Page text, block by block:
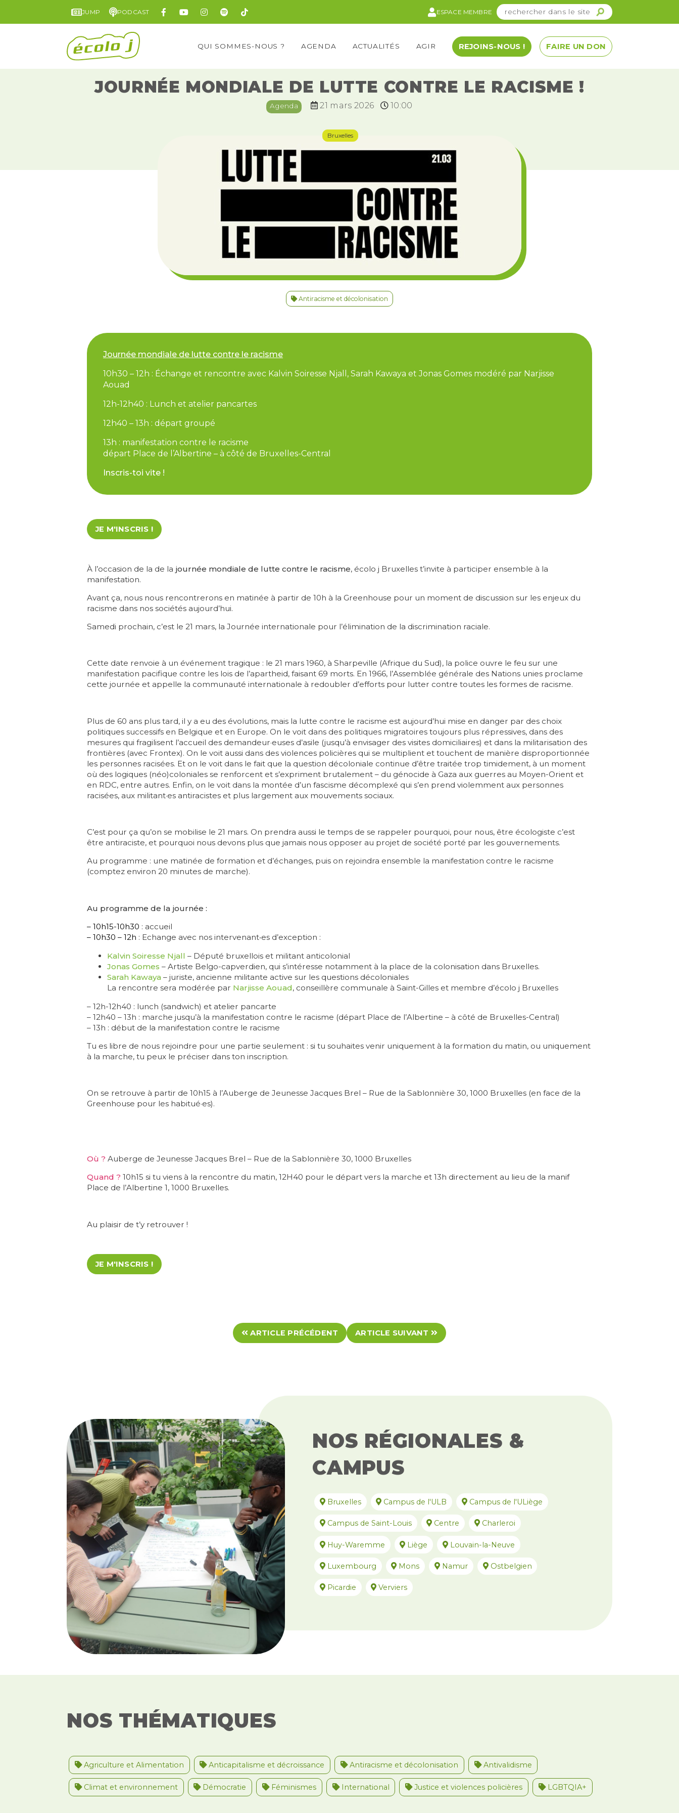
JUMP PODCAST ESPACE MEMBRE
QUI SOMMES-NOUS ? AGENDA ACTUALITÉS AGIR REJOINS-NOUS ! FAIRE UN DON
JOURNÉE MONDIALE DE LUTTE CONTRE LE RACISME !
Agenda 21 mars 2026 10:00
Bruxelles
Antiracisme et décolonisation
Journée mondiale de lutte contre le racisme
10h30 – 12h : Échange et rencontre avec Kalvin Soiresse Njall, Sarah Kawaya et Jonas Gomes modéré par Narjisse
Aouad
12h-12h40 : Lunch et atelier pancartes
12h40 – 13h : départ groupé
13h : manifestation contre le racisme
départ Place de l’Albertine – à côté de Bruxelles-Central
Inscris-toi vite !
JE M'INSCRIS !
À l’occasion de la de la journée mondiale de lutte contre le racisme, écolo j Bruxelles t’invite à participer ensemble à la
manifestation.
Avant ça, nous nous rencontrerons en matinée à partir de 10h à la Greenhouse pour un moment de discussion sur les enjeux du
racisme dans nos sociétés aujourd’hui.
Samedi prochain, c’est le 21 mars, la Journée internationale pour l’élimination de la discrimination raciale.
Cette date renvoie à un événement tragique : le 21 mars 1960, à Sharpeville (Afrique du Sud), la police ouvre le feu sur une
manifestation pacifique contre les lois de l’apartheid, faisant 69 morts. En 1966, l’Assemblée générale des Nations unies proclame
cette journée et appelle la communauté internationale à redoubler d’efforts pour lutter contre toutes les formes de racisme.
Plus de 60 ans plus tard, il y a eu des évolutions, mais la lutte contre le racisme est aujourd’hui mise en danger par des choix
politiques successifs en Belgique et en Europe. On le voit dans des politiques migratoires toujours plus répressives, dans des
mesures qui fragilisent l’accueil des demandeur·euses d’asile (jusqu’à envisager des visites domiciliaires) et dans la militarisation des
frontières (avec Frontex). On le voit aussi dans des violences policières qui se multiplient et touchent de manière disproportionnée
les personnes racisées. Et on le voit dans le fait que la question décoloniale continue d’être traitée trop timidement, à un moment
où des logiques (néo)coloniales se renforcent et s’expriment brutalement – du génocide à Gaza aux guerres au Moyen-Orient et
en RDC, entre autres. Enfin, on le voit dans la montée d’un fascisme décomplexé qui s’en prend violemment aux personnes
racisées, aux militant·es antiracistes et plus largement aux mouvements sociaux.
C’est pour ça qu’on se mobilise le 21 mars. On prendra aussi le temps de se rappeler pourquoi, pour nous, être écologiste c’est
être antiraciste, et pourquoi nous devons plus que jamais nous opposer au projet de société porté par les gouvernements.
Au programme : une matinée de formation et d’échanges, puis on rejoindra ensemble la manifestation contre le racisme
(comptez environ 20 minutes de marche).
Au programme de la journée :
– 10h15-10h30 : accueil
– 10h30 – 12h : Echange avec nos intervenant‧es d’exception :
Kalvin Soiresse Njall – Député bruxellois et militant anticolonial
Jonas Gomes – Artiste Belgo-capverdien, qui s’intéresse notamment à la place de la colonisation dans Bruxelles.
Sarah Kawaya – juriste, ancienne militante active sur les questions décoloniales
La rencontre sera modérée par Narjisse Aouad, conseillère communale à Saint-Gilles et membre d’écolo j Bruxelles
– 12h-12h40 : lunch (sandwich) et atelier pancarte
– 12h40 – 13h : marche jusqu’à la manifestation contre le racisme (départ Place de l’Albertine – à côté de Bruxelles-Central)
– 13h : début de la manifestation contre le racisme
Tu es libre de nous rejoindre pour une partie seulement : si tu souhaites venir uniquement à la formation du matin, ou uniquement
à la marche, tu peux le préciser dans ton inscription.
On se retrouve à partir de 10h15 à l’Auberge de Jeunesse Jacques Brel – Rue de la Sablonnière 30, 1000 Bruxelles (en face de la
Greenhouse pour les habitué·es).
Où ? Auberge de Jeunesse Jacques Brel – Rue de la Sablonnière 30, 1000 Bruxelles
Quand ? 10h15 si tu viens à la rencontre du matin, 12H40 pour le départ vers la marche et 13h directement au lieu de la manif
Place de l’Albertine 1, 1000 Bruxelles.
Au plaisir de t’y retrouver !
JE M'INSCRIS !
ARTICLE PRÉCÉDENT ARTICLE SUIVANT
NOS RÉGIONALES &
CAMPUS
Bruxelles Campus de l'ULB Campus de l'ULiège
Campus de Saint-Louis Centre Charleroi
Huy-Waremme Liège Louvain-la-Neuve
Luxembourg Mons Namur Ostbelgien
Picardie Verviers
NOS THÉMATIQUES
Agriculture et Alimentation Anticapitalisme et décroissance Antiracisme et décolonisation Antivalidisme
Climat et environnement Démocratie Féminismes International Justice et violences policières LGBTQIA+